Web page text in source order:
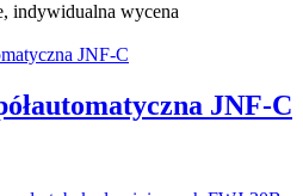
indywidualna wycena
JNF-C